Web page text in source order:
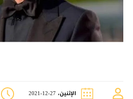
الإثنين، 27-12-2021